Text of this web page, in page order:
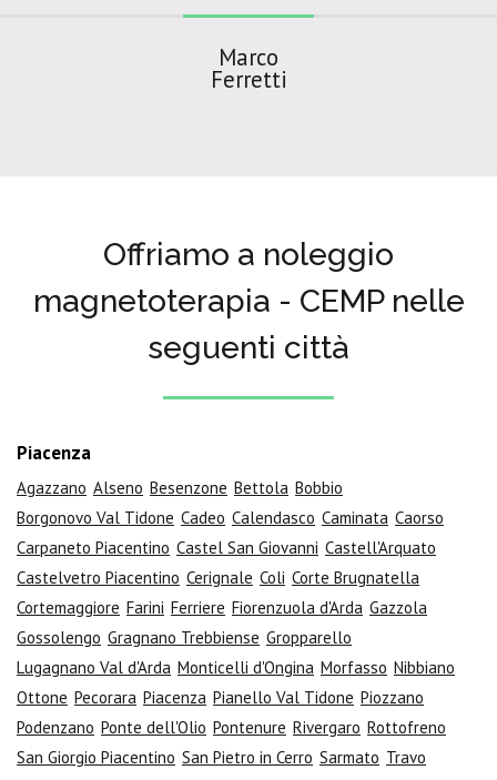
Marco
Ferretti
Offriamo a noleggio
magnetoterapia - CEMP nelle
seguenti città
Piacenza
Agazzano Alseno Besenzone Bettola Bobbio
Borgonovo Val Tidone Cadeo Calendasco Caminata Caorso
Carpaneto Piacentino Castel San Giovanni Castell'Arquato
Castelvetro Piacentino Cerignale Coli Corte Brugnatella
Cortemaggiore Farini Ferriere Fiorenzuola d'Arda Gazzola
Gossolengo Gragnano Trebbiense Gropparello
Lugagnano Val d'Arda Monticelli d'Ongina Morfasso Nibbiano
Ottone Pecorara Piacenza Pianello Val Tidone Piozzano
Podenzano Ponte dell'Olio Pontenure Rivergaro Rottofreno
San Giorgio Piacentino San Pietro in Cerro Sarmato Travo